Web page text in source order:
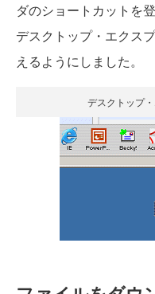
ダのショートカットを
デスクトップ・エクス
えるようにしました。
デスクトップ